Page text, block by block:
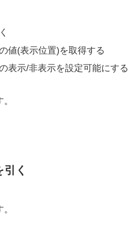
値(表示位置)を取得する
表示/非表示を設定可能にする
く